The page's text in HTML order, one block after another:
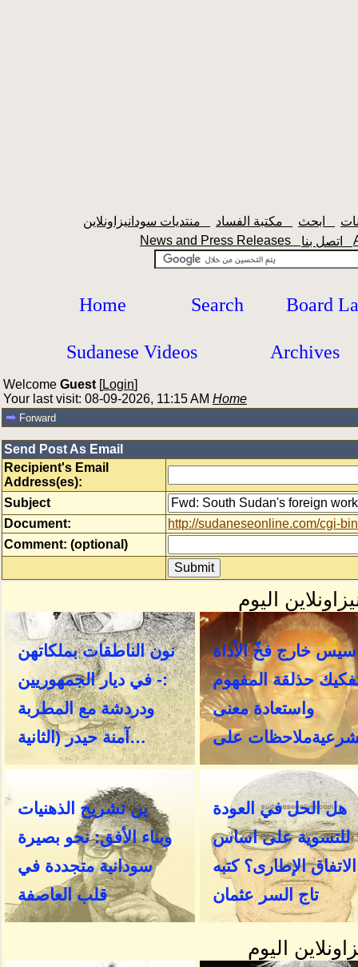
News and Press Releases
Home Search Board
Sudanese Videos Archives
Welcome Guest [Login]
Your last visit: 08-09-2026, 11:15 AM Home
Forward
Send Post As Email
Recipient's Email
Address(es):
Subject
Document:
http://sudaneseonline.com/cgi-
Comment: (optional)